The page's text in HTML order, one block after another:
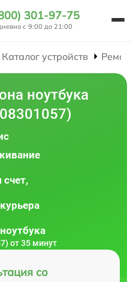
301-97-75
с 9:00 до 21:00
Каталог устройств
ноутбука
счет,
от 35 минут
со